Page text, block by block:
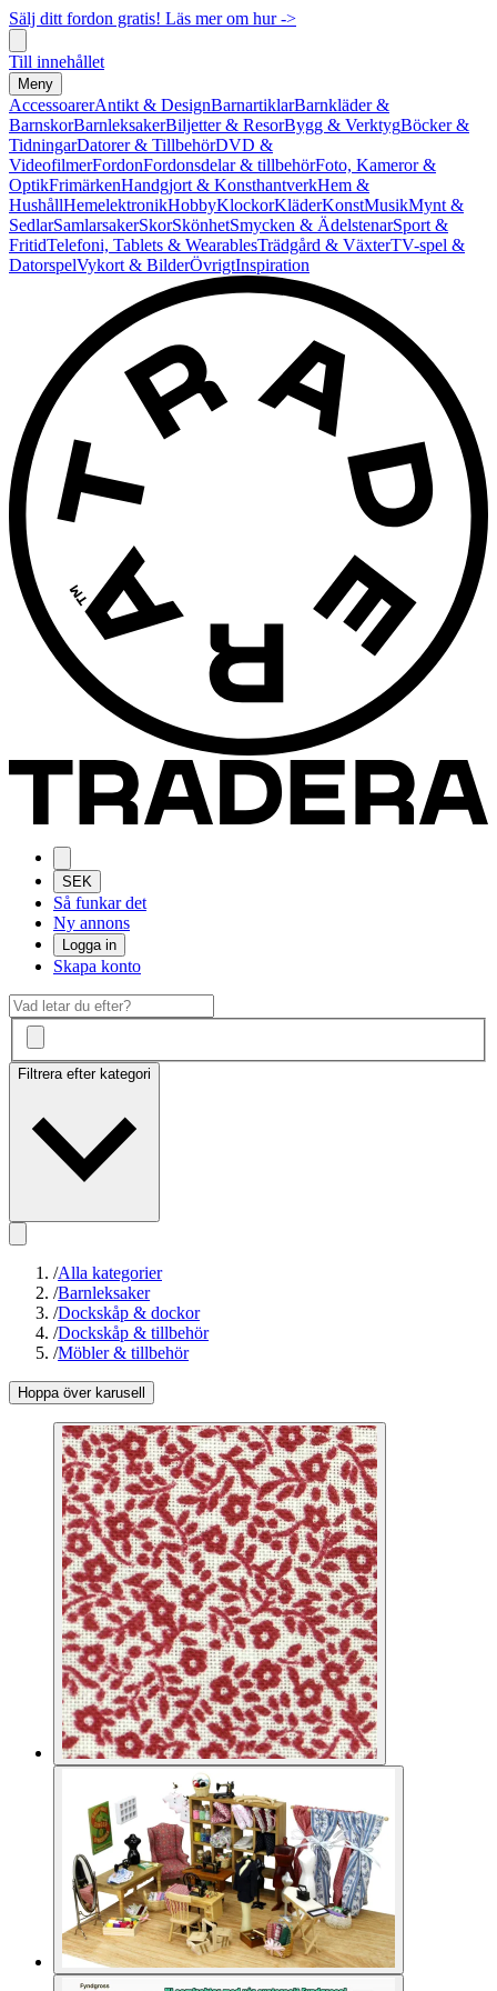
Sälj ditt fordon gratis! Läs mer om hur ->
Till innehållet
Meny
AccessoarerAntikt & DesignBarnartiklarBarnkläder &
BarnskorBarnleksakerBiljetter & ResorBygg & VerktygBöcker &
TidningarDatorer & TillbehörDVD &
VideofilmerFordonFordonsdelar & tillbehörFoto, Kameror &
OptikFrimärkenHandgjort & KonsthantverkHem &
HushållHemelektronikHobbyKlockorKläderKonstMusikMynt &
SedlarSamlarsakerSkorSkönhetSmycken & ÄdelstenarSport &
FritidTelefoni, Tablets & WearablesTrädgård & VäxterTV-spel &
DatorspelVykort & BilderÖvrigtInspiration
SEK
Så funkar det
Ny annons
Logga in
Skapa konto
Filtrera efter kategori
/Alla kategorier
/Barnleksaker
/Dockskåp & dockor
/Dockskåp & tillbehör
/Möbler & tillbehör
Hoppa över karusell